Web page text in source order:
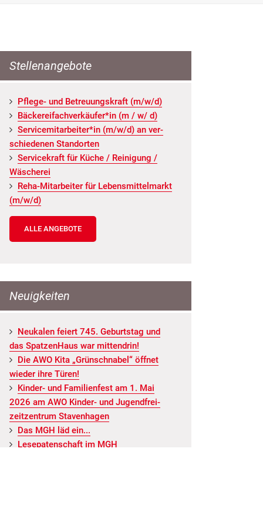
Stellenangebote
Pfle­ge- und Be­treu­ungs­kraft (m/w/d)
Bä­cke­rei­fach­ver­käu­fer*in (m / w/ d)
Ser­vice­mit­ar­bei­ter*in (m/w/d) an ver­
schie­de­nen Stand­or­ten
Ser­vice­kraft für Küche / Rei­ni­gung /
Wä­sche­rei
Reha-Mit­ar­bei­ter für Le­bens­mit­tel­markt
(m/w/d)
ALLE ANGEBOTE
Neuigkeiten
Neu­ka­len fei­ert 745. Ge­burts­tag und
das Spat­zen­Haus war mit­ten­drin!
Die AWO Kita „Grün­schna­bel“ öff­net
wie­der ihre Türen!
Kin­der- und Fa­mi­li­en­fest am 1. Mai
2026 am AWO Kin­der- und Ju­gend­frei­
zeit­zen­trum Staven­ha­gen
Das MGH läd ein...
Le­se­pa­ten­schaft im MGH